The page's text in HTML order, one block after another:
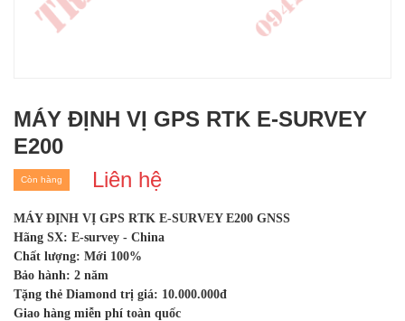
MÁY ĐỊNH VỊ GPS RTK E-SURVEY
E200
Liên hệ
Còn hàng
MÁY ĐỊNH VỊ GPS RTK E-SURVEY E200 GNSS
Hãng SX: E-survey - China
Chất lượng: Mới 100%
Bảo hành: 2 năm
Tặng thẻ Diamond trị giá: 10.000.000đ
Giao hàng miễn phí toàn quốc